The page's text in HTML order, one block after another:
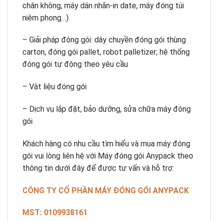
chân không, máy dán nhãn-in date, máy đóng túi
niêm phong…)
– Giải pháp đóng gói: dây chuyền đóng gói thùng
carton, đóng gói pallet, robot palletizer; hệ thống
đóng gói tự động theo yêu cầu
– Vật liệu đóng gói
– Dịch vụ lắp đặt, bảo dưỡng, sửa chữa máy đóng
gói
Khách hàng có nhu cầu tìm hiểu và mua máy đóng
gói vui lòng liên hệ với Máy đóng gói Anypack theo
thông tin dưới đây để được tư vấn và hỗ trợ:
CÔNG TY CỔ PHẦN MÁY ĐÓNG GÓI ANYPACK
MST: 0109938161